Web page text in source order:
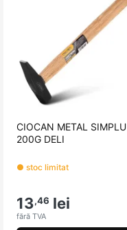
CIOCAN METAL SIMPLU
200G DELI
● stoc limitat
13,46 lei
fără TVA